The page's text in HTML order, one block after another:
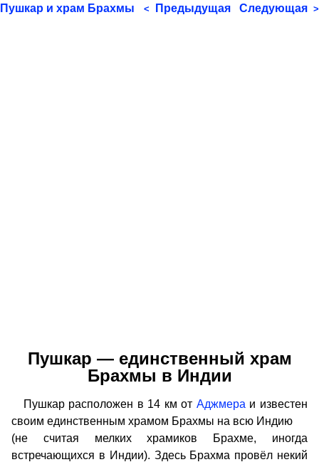
Пушкар и храм Брахмы < Предыдущая Следующая >
Пушкар — единственный храм
Брахмы в Индии
Пушкар расположен в 14 км от Аджмера и известен
своим единственным храмом Брахмы на всю Индию
(не считая мелких храмиков Брахме, иногда
встречающихся в Индии). Здесь Брахма провёл некий